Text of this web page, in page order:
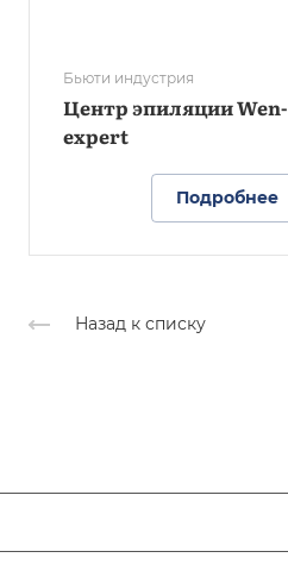
Бьюти индустрия
Центр эпиляции Wen-
expert
Подробнее
Назад к списку